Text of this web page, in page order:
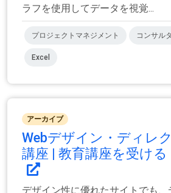
ラフを使用してデータを視覚...
プロジェクトマネジメント コンサル
Excel
アーカイブ
Webデザイン・ディレ
講座 | 教育講座を受ける
デザイン性に優れたサイトでも